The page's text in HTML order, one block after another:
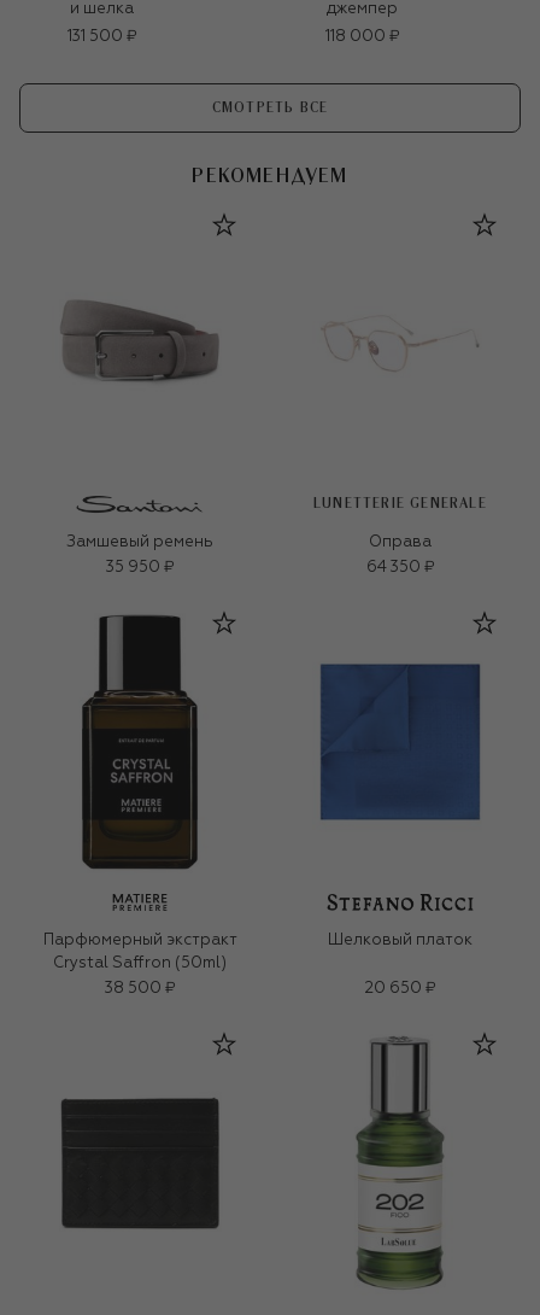
и шелка
131 500 ₽
джемпер
118 000 ₽
СМОТРЕТЬ ВСЕ
РЕКОМЕНДУЕМ
Замшевый ремень
35 950 ₽
LUNETTERIE GENERALE
Оправа
64 350 ₽
Парфюмерный экстракт
Crystal Saffron (50ml)
38 500 ₽
Шелковый платок
20 650 ₽